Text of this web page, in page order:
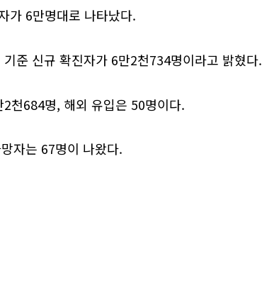
가 6만명대로 나타났다.
준 신규 확진자가 6만2천734명이라고 밝혔다.
천684명, 해외 유입은 50명이다.
자는 67명이 나왔다.